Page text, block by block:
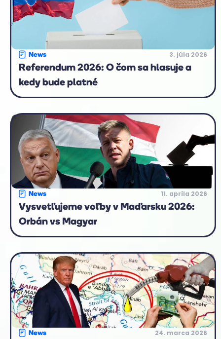
News 3. júla 2026
Referendum 2026: O čom sa hlasuje a
kedy bude platné
News 11. apríla 2026
Vysvetľujeme voľby v Maďarsku 2026:
Orbán vs Magyar
News 24. marca 2026